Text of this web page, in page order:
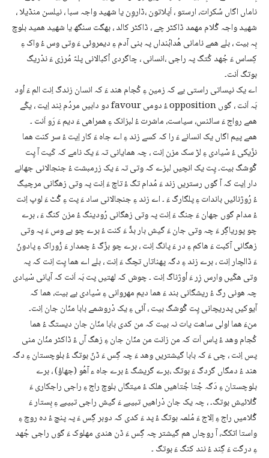
ناماں اگاں سُکرات، ارستو ، اَپلاتون ،ڈاروِن یا شھید واجہ سبا ، نیلسن منڈیلا ،
شھید واجہ گُلام مھمد ڈاکٹر چے ، ڈاکٹر کالد ، بھگت سنگھ یا شھید ھمید بلوچ
بِہ بیت ، بلے ھمے نامانی ھُدابُنداں پہ بنی آدم ءِ دیمروئی ءَ وتی وس ءُ واک ءِ
کِساس ءَ جُھد کُتگ پہ راجی ،انسانی ، چاگردی اُکبالانی پلہّ مُرزی ءَ ندْریگ
بوتگ اَنت۔
اے یک نپساتی راستی یے کہ زمین ءِ کُجام ھند ءَ کہ انسان زندگ اِنت الم ءَ اُود
دو دابیں مردُم نِند اِیت ، یکّے favour ءُ دومی opposition بَہ اَنت ، گوں
ھمے رواج ءَ سائنس، سیاست، ماشرت ءُ لبزانک ءِ ھمراھی ءَ دیم ءَ رَو اَنت ۔
ھمے پیم اگاں یک انسانے ءَ را کہ کسے زند ءِ اے جاہ ءَ کار اِیت ءُ سر کنت ھما
نزّیکی ءُ سْیادی ءِ لڑ سک مزن اِنت ، چہ ھمایانی تہ ءَ یک نامے کہ کَیت آ پِت
گْوشگ بیت۔ پِت یک انچیں لبزے کہ وتی تہ ءَ یک زرمبشت ءُ جنجالانی جھانے
دار اِیت کہ آ گوں رستریں زند ءَ مُدام تگ ءُ تاچ ءَ اِنت پہ وتی زھگانی مرچیگ
ءُ رُوژنائیں باندات ءِ پلگارگ ءَ ۔ اے زند ءِ جنجالانی ساد ءَ پت ءِ گُٹ ءَ لوپ اِنت
ءُ مدام گوں جھان ءَ جنگ ءَ اِنت پہ وتی زھگانی رُودینگ ءُ مزن کنگ ءَ ، برے
چو پوریاگِر ءَ چہ وتی جان ءَ گیش بار بڈّ ءَ کنت ءُ برے چو بے وس ءَ پہ وتی
زھگانی آکبت ءَ ھاکم ءِ در ءَ پانگ اِنت ، برے چو بزّگ ءُ چمدار ءَ زُوراک ءِ پادونّ
ءَ ڈالچار اِنت ، برے زند ءِ دگہ پھناتاں تچگ ءَ اِنت ، بلے اے ھما پِت اِنت کہ پہ
وتی ھکّیں وارس زِر ءَ اُوژناگ اِنت ۔ چوش کہ لھتیں پت بَہ اَنت کہ آیانی سْیادی
چہ ھونی رگ ءُ ریشگانی بند ءَ ھما دیم مھروانی ءِ سْیادی یے بیت، ھما کہ
آیوکیں پدریچانی پِت گْوشگ بیت ، آئی ءِ یک دْروشمے بابا منّان جان اِنت۔
منءَ ھما اولی ساھت یات نہ بیت کہ من کدی بابا منّان جان دیستگ ءُ ھما
کُجام وھد ءُ پاس اَت کہ من زانت من منّان جان ءِ زھگ آں ءُ ڈاکٹر منُان منی
پس اِنت ، چی ءَ کہ بابا گیشتریں وھد ءَ چہ گِس ءَ ڈنّ بوتگ ءُ بلوچستان ءِ دگہ
ھند ءُ دمگاں گردگ ءَ بوتگ ،برے گریشگ ءُ برے جاہ ء آھُو (جھاؤ) ، برے
بلوچستان ءِ دَگہ جُتا جُتاھیں ھلک ءُ میتگاں بلوچ راج ءِ راجی راجکاری ءَ
گُلائیش بوتگ۔ ، چہ یک جان دْراھیں تبیبے ءَ گیش راجی تبیبے ءِ بِستار ءَ
گُلامیں راج ءِ اِلاج ءَ مُلمہ بوتگ ءُ پد ءَ کدی کہ دوبر گِس ءَ پہ پنچ ءُ دہ روچ ءِ
واستا اتکگ، آ روچاں ھم گیشتر چہ گِس ءَ ڈن ھندی مھلوک ءَ گوں راجی جُھد
ءِ درگت ءَ گِند ءُ نند کنگ ءَ بوتگ ۔